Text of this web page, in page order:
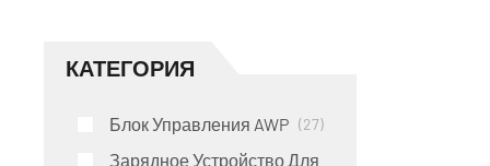
КАТЕГОРИЯ
Блок Управления AWP 27
Зарядное Устройство Для